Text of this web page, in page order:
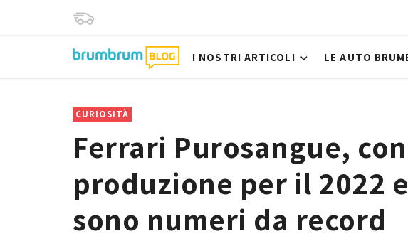
I NOSTRI ARTICOLI LE AUTO
CURIOSITÀ
Ferrari Purosangue,
produzione per il 2022
sono numeri da record